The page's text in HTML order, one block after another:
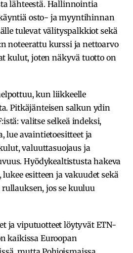
lähteestä. Hallinnointia
osto- ja myyntihinnan
tulevat välityspalkkiot sekä
noteerattu kurssi ja nettoarvo
kulut, joten näkyvä tuotto on
kun liikkeelle
Pitkäjänteisen salkun ydin
valitse selkeä indeksi,
lue avaintietoesitteet ja
valuuttasuojaus ja
Hyödykealtistusta hakeva
esitteen ja vakuudet sekä
jos se kuuluu
ja viputuotteet löytyvät ETN-
kaikissa Euroopan